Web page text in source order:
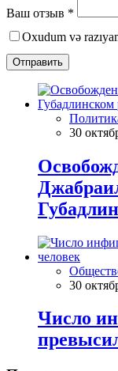
Ваш отзыв *
Oxudum və
Отправить
30
30
Число